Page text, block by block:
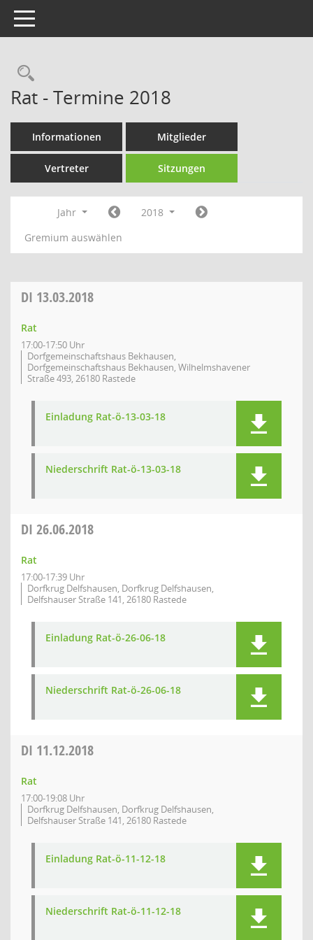
Toggle navigation
Rechercheauswahl
Rat - Termine 2018
Informationen Mitglieder
Vertreter Sitzungen
Jahr
2018
Gremium auswählen
DI 13.03.2018
Rat
17:00-17:50 Uhr
Dorfgemeinschaftshaus Bekhausen,
Dorfgemeinschaftshaus Bekhausen, Wilhelmshavener
Straße 493, 26180 Rastede
Einladung Rat-ö-13-03-18
Niederschrift Rat-ö-13-03-18
DI 26.06.2018
Rat
17:00-17:39 Uhr
Dorfkrug Delfshausen, Dorfkrug Delfshausen,
Delfshauser Straße 141, 26180 Rastede
Einladung Rat-ö-26-06-18
Niederschrift Rat-ö-26-06-18
DI 11.12.2018
Rat
17:00-19:08 Uhr
Dorfkrug Delfshausen, Dorfkrug Delfshausen,
Delfshauser Straße 141, 26180 Rastede
Einladung Rat-ö-11-12-18
Niederschrift Rat-ö-11-12-18